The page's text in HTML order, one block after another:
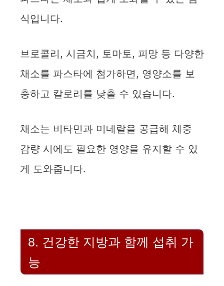
식입니다.
브로콜리, 시금치, 토마토, 피망 등 다양한
채소를 파스타에 첨가하면, 영양소를 보
충하고 칼로리를 낮출 수 있습니다.
채소는 비타민과 미네랄을 공급해 체중
감량 시에도 필요한 영양을 유지할 수 있
게 도와줍니다.
8. 건강한 지방과 함께 섭취 가
능